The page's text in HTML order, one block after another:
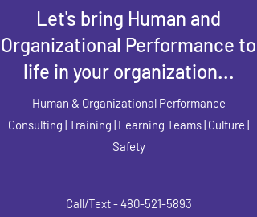
Let's bring Human and
Organizational Performance to
life in your organization...
Human & Organizational Performance
Consulting | Training | Learning Teams | Culture |
Safety
Call/Text -480-521-5893